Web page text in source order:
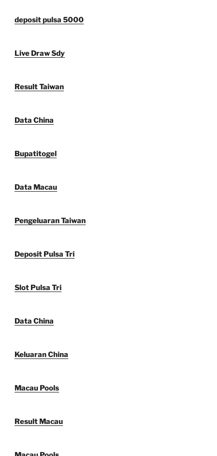
deposit pulsa 5000
Live Draw Sdy
Result Taiwan
Data China
Bupatitogel
Data Macau
Pengeluaran Taiwan
Deposit Pulsa Tri
Slot Pulsa Tri
Data China
Keluaran China
Macau Pools
Result Macau